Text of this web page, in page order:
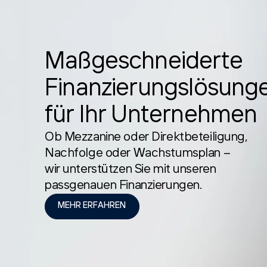
Maßgeschneiderte
für Ihr Unternehmen
Ob Mezzanine oder Direktbeteiligung,
Nachfolge oder Wachstumsplan –
wir unterstützen Sie mit unseren
passgenauen Finanzierungen.
MEHR ERFAHREN